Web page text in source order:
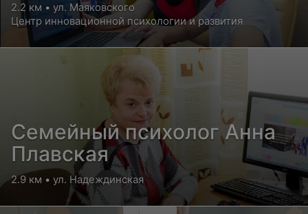
2.2 км • ул. Маяковского
Центр инновационной психологии и развития
Семейный психолог Анна
Плавская
2.9 км • ул. Надеждинская